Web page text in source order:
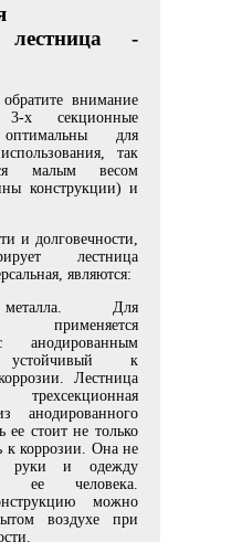
лестница -
внимание
х секционные
для
так
малым весом
конструкции) и
и долговечности,
лестница
являются:
Для
применяется
устойчивый к
Лестница
анодированного
ее стоит не только
к коррозии. Она не
руки и одежду
ее человека.
можно
воздухе при